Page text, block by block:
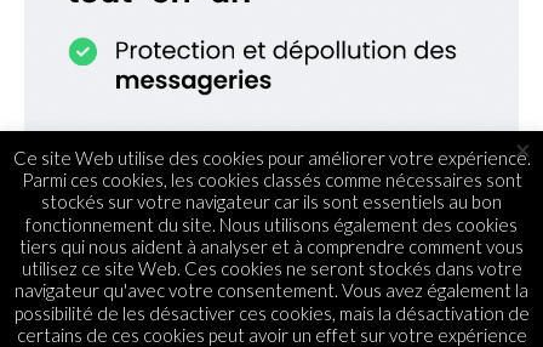
Ce site Web utilise des cookies pour améliorer votre expérience.
Parmi ces cookies, les cookies classés comme nécessaires sont
stockés sur votre navigateur car ils sont essentiels au bon
fonctionnement du site. Nous utilisons également des cookies
tiers qui nous aident à analyser et à comprendre comment vous
utilisez ce site Web. Ces cookies ne seront stockés dans votre
navigateur qu'avec votre consentement. Vous avez également la
possibilité de les désactiver ces cookies, mais la désactivation de
certains de ces cookies peut avoir un effet sur votre expérience
×